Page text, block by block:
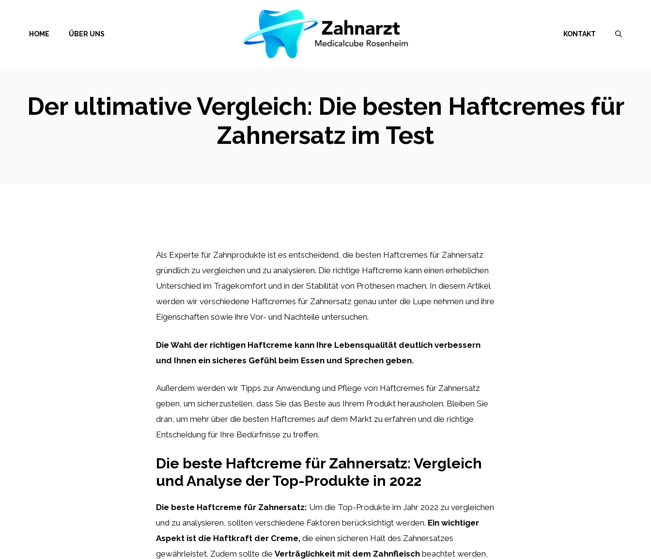
springenHOME ÜBER UNS KONTAKT
Der ultimative Vergleich: Die besten Haftcremes für
Zahnersatz im Test
Als Experte für Zahnprodukte ist es entscheidend, die besten Haftcremes für Zahnersatz
gründlich zu vergleichen und zu analysieren. Die richtige Haftcreme kann einen erheblichen
Unterschied im Tragekomfort und in der Stabilität von Prothesen machen. In diesem Artikel
werden wir verschiedene Haftcremes für Zahnersatz genau unter die Lupe nehmen und ihre
Eigenschaften sowie ihre Vor- und Nachteile untersuchen.
Die Wahl der richtigen Haftcreme kann Ihre Lebensqualität deutlich verbessern
und Ihnen ein sicheres Gefühl beim Essen und Sprechen geben.
Außerdem werden wir Tipps zur Anwendung und Pflege von Haftcremes für Zahnersatz
geben, um sicherzustellen, dass Sie das Beste aus Ihrem Produkt herausholen. Bleiben Sie
dran, um mehr über die besten Haftcremes auf dem Markt zu erfahren und die richtige
Entscheidung für Ihre Bedürfnisse zu treffen.
Die beste Haftcreme für Zahnersatz: Vergleich
und Analyse der Top-Produkte in 2022
Die beste Haftcreme für Zahnersatz: Um die Top-Produkte im Jahr 2022 zu vergleichen
und zu analysieren, sollten verschiedene Faktoren berücksichtigt werden. Ein wichtiger
Aspekt ist die Haftkraft der Creme, die einen sicheren Halt des Zahnersatzes
gewährleistet. Zudem sollte die Verträglichkeit mit dem Zahnfleisch beachtet werden,